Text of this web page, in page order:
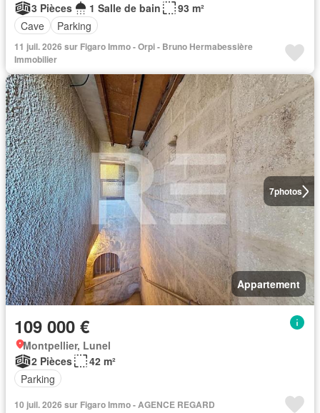
3 Pièces
1 Salle de bain
93 m²
Cave
Parking
11 juil. 2026 sur Figaro Immo - Orpi - Bruno Hermabessière
Immobilier
7photos
Appartement
109 000 €
Montpellier, Lunel
2 Pièces
42 m²
Parking
10 juil. 2026 sur Figaro Immo - AGENCE REGARD